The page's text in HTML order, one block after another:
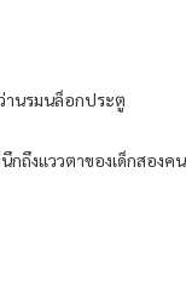
านรมนล็อกประตู
กถึงแววตาของเด็กสอง